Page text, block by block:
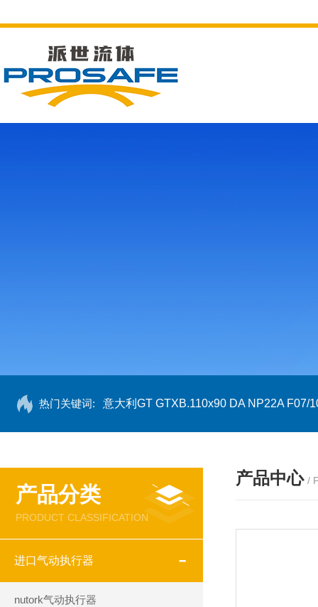
热门关键词: 意大利GT GTXB.110x90 DA NP22A F07/
产品分类
PRODUCT CLASSIFICATION
进口气动执行器
nutork气动执行器
产品中心 /